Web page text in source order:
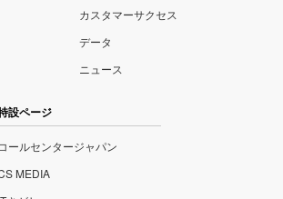
カスタマーサクセス
データ
ニュース
設ページ
コールセンタージャパン
MEDIA